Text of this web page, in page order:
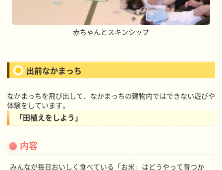
赤ちゃんとスキンシップ
出前なかまっち
なかまっちを飛び出して、なかまっちの建物内ではできない遊びや
体験をしています。
「田植えをしよう」
内容
みんなが毎日おいしく食べている「お米」はどうやって育つか